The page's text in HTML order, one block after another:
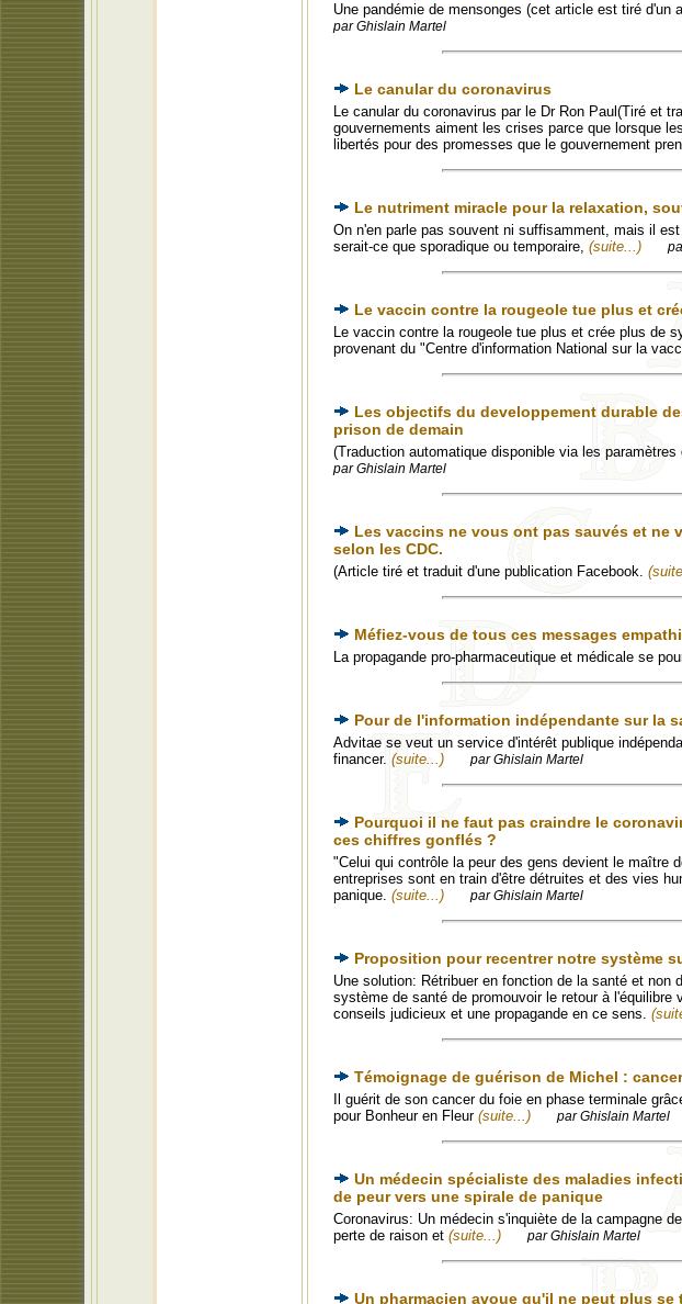
Une pandémie de mensonges (cet article est tiré d'un
par Ghislain Martel
Le canular du coronavirus
Le canular du coronavirus par le Dr Ron Paul(Tiré et
gouvernements aiment les crises parce que lorsque
libertés pour des promesses que le gouvernement
Le nutriment miracle pour la relaxation,
On n'en parle pas souvent ni suffisamment, mais il
serait-ce que sporadique ou temporaire, (suite...)
Le vaccin contre la rougeole tue plus et
Le vaccin contre la rougeole tue plus et crée plus de
provenant du "Centre d'information National sur la
Les objectifs du developpement durable
prison de demain
(Traduction automatique disponible via les
par Ghislain Martel
Les vaccins ne vous ont pas sauvés et ne
selon les CDC.
(Article tiré et traduit d'une publication Facebook.
Méfiez-vous de tous ces messages
La propagande pro-pharmaceutique et médicale se
Pour de l'information indépendante sur la
Advitae se veut un service d'intérêt publique
financer. (suite...) par Ghislain Martel
Pourquoi il ne faut pas craindre le
ces chiffres gonflés ?
"Celui qui contrôle la peur des gens devient le maître
entreprises sont en train d'être détruites et des vies
panique. (suite...) par Ghislain Martel
Proposition pour recentrer notre système
Une solution: Rétribuer en fonction de la santé et
système de santé de promouvoir le retour à
conseils judicieux et une propagande en ce sens.
Témoignage de guérison de Michel :
Il guérit de son cancer du foie en phase terminale
pour Bonheur en Fleur (suite...) par Ghislain Martel
Un médecin spécialiste des maladies
de peur vers une spirale de panique
Coronavirus: Un médecin s'inquiète de la campagne
perte de raison et (suite...) par Ghislain Martel
Un pharmacien avoue qu'il ne peut plus